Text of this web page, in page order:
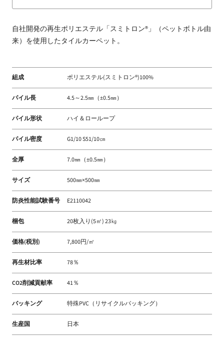
扱
フ
ァ
リ
ッ
ク
メ
ー
カ
ー
自社開発の再生ポリエステル「スミトロン®」（ペットボトル由
来）を使用したタイルカーペット。
組成 ポリエステル(スミトロン®)100%
パイル長 4.5～2.5㎜（±0.5㎜）
パイル形状 ハイ＆ローループ
パイル密度 G1/10 S51/10㎝
全厚 7.0㎜（±0.5㎜）
サイズ 500㎜×500㎜
防炎性能試験番号 E2110042
梱包 20枚入り(5㎡) 23㎏
価格(税別) 7,800円/㎡
再生材比率 78％
CO2削減貢献率 41％
バッキング 特殊PVC（リサイクルバッキング）
生産国 日本